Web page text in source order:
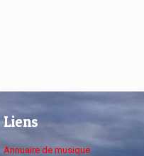
Liens
Annuaire de musique